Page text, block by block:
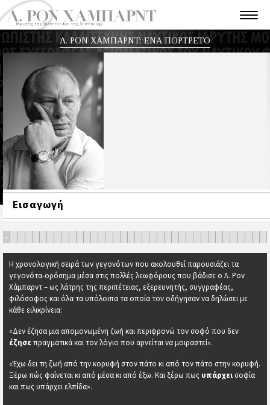
Λ. ΡΟΝ ΧΑΜΠΑΡΝΤ: ΕΝΑ ΠΟΡΤΡΕΤΟ
Εισαγωγή
Η χρονολογική σειρά των γεγονότων που ακολουθεί παρουσιάζει τα
γεγονότα-ορόσημα μέσα στις πολλές λεωφόρους που βάδισε ο Λ. Ρον
Χάμπαρντ – ως λάτρης της περιπέτειας, εξερευνητής, συγγραφέας,
φιλόσοφος και όλα τα υπόλοιπα τα οποία τον οδήγησαν να δηλώσει με
κάθε ειλικρίνεια:
«Δεν έζησα μια απομονωμένη ζωή και περιφρονώ τον σοφό που δεν
έζησε πραγματικά και τον λόγιο που αρνείται να μοιραστεί».
«Έχω δει τη ζωή από την κορυφή στον πάτο κι από τον πάτο στην κορυφή.
Ξέρω πώς φαίνεται κι από μέσα κι από έξω. Και ξέρω πως υπάρχεισοφία
και πως υπάρχει ελπίδα».